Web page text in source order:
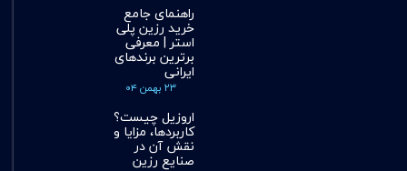
راهنمای جامع
خرید رزین پلی
استر | معرفی
برترین برندهای
ایرانی
۲۳ بهمن ۰۴
اروزیل چیست؟
کاربردها، مزایا و
نقش آن در
صنایع رزین